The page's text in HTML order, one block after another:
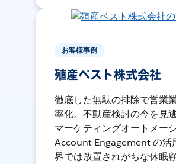
お客様事例
殖産ベスト株式会社
徹底した無駄の排除で営業
率化。不動産検討の今を見
マーケティングオートメー
Account Engagement の活
界では放置されがちな休眠